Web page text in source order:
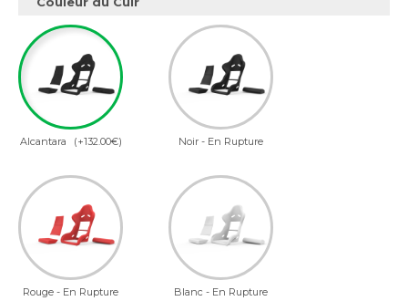
Alcantara (+132.00€) Noir - En Rupture
Rouge - En Rupture Blanc - En Rupture